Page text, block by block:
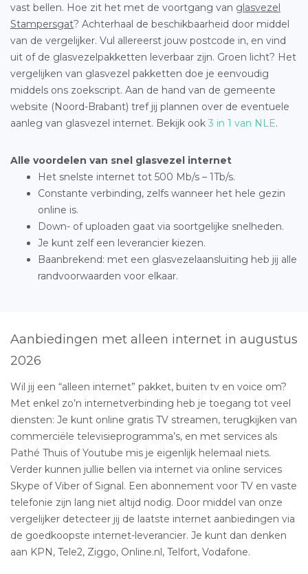
vast bellen. Hoe zit het met de voortgang van glasvezel
Stampersgat? Achterhaal de beschikbaarheid door middel
van de vergelijker. Vul allereerst jouw postcode in, en vind
uit of de glasvezelpakketten leverbaar zijn. Groen licht? Het
vergelijken van glasvezel pakketten doe je eenvoudig
middels ons zoekscript. Aan de hand van de gemeente
website (Noord-Brabant) tref jij plannen over de eventuele
aanleg van glasvezel internet. Bekijk ook 3 in 1 van NLE.
Alle voordelen van snel glasvezel internet
Het snelste internet tot 500 Mb/s – 1Tb/s.
Constante verbinding, zelfs wanneer het hele gezin
online is.
Down- of uploaden gaat via soortgelijke snelheden.
Je kunt zelf een leverancier kiezen.
Baanbrekend: met een glasvezelaansluiting heb jij alle
randvoorwaarden voor elkaar.
Aanbiedingen met alleen internet in augustus
2026
Wil jij een “alleen internet” pakket, buiten tv en voice om?
Met enkel zo’n internetverbinding heb je toegang tot veel
diensten: Je kunt online gratis TV streamen, terugkijken van
commerciële televisieprogramma’s, en met services als
Pathé Thuis of Youtube mis je eigenlijk helemaal niets.
Verder kunnen jullie bellen via internet via online services
Skype of Viber of Signal. Een abonnement voor TV en vaste
telefonie zijn lang niet altijd nodig. Door middel van onze
vergelijker detecteer jij de laatste internet aanbiedingen via
de goedkoopste internet-leverancier. Je kunt dan denken
aan KPN, Tele2, Ziggo, Online.nl, Telfort, Vodafone.